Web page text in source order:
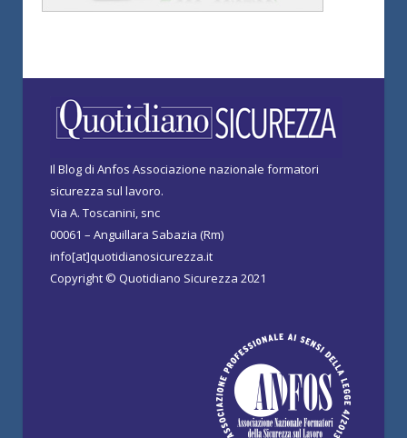
Il Blog di Anfos Associazione nazionale formatori
sicurezza sul lavoro.
Via A. Toscanini, snc
00061 – Anguillara Sabazia (Rm)
info[at]quotidianosicurezza.it
Copyright © Quotidiano Sicurezza 2021